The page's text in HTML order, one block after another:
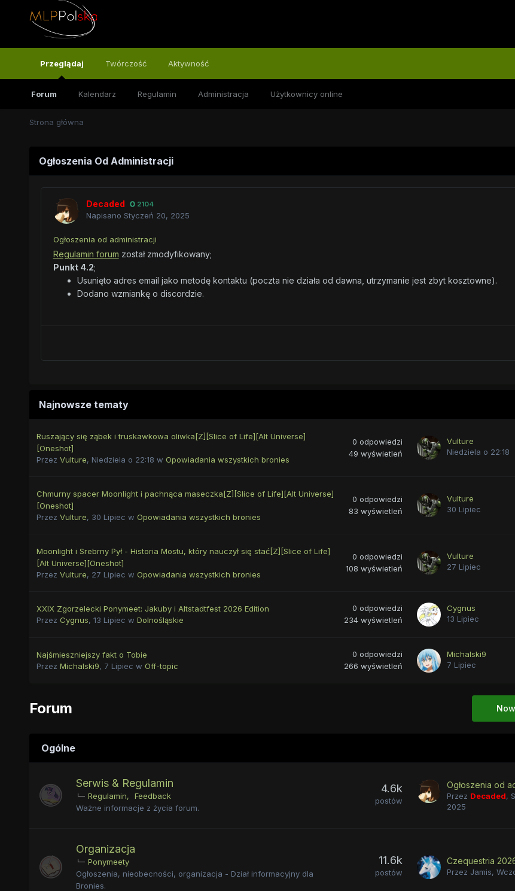
Przeglądaj
Forum Kalendarz Regulamin Administracja Użytkownicy online
Twórczość Aktywność
Strona główna
Ogłoszenia Od Administracji
Decaded 2104
Napisano Styczeń 20, 2025
Ogłoszenia od administracji
Regulamin forum został zmodyfikowany;
Punkt 4.2;
Usunięto adres email jako metodę kontaktu (poczta nie działa od dawna, utrzymanie jest zbyt kosztowne).
Dodano wzmiankę o discordzie.
Najnowsze tematy
Ruszający się ząbek i truskawkowa oliwka[Z][Slice of Life][Alt Universe]
[Oneshot]
Przez Vulture, Niedziela o 22:18 w Opowiadania wszystkich bronies
0 odpowiedzi
49 wyświetleń
Vulture
Niedziela o 22:18
Chmurny spacer Moonlight i pachnąca maseczka[Z][Slice of Life][Alt Universe]
[Oneshot]
Przez Vulture, 30 Lipiec w Opowiadania wszystkich bronies
0 odpowiedzi
83 wyświetleń
Vulture
30 Lipiec
Moonlight i Srebrny Pył - Historia Mostu, który nauczył się stać[Z][Slice of Life]
[Alt Universe][Oneshot]
Przez Vulture, 27 Lipiec w Opowiadania wszystkich bronies
0 odpowiedzi
108 wyświetleń
Vulture
27 Lipiec
XXIX Zgorzelecki Ponymeet: Jakuby i Altstadtfest 2026 Edition
Przez Cygnus, 13 Lipiec w Dolnośląskie
0 odpowiedzi
234 wyświetleń
Cygnus
13 Lipiec
Najśmieszniejszy fakt o Tobie
Przez Michalski9, 7 Lipiec w Off-topic
0 odpowiedzi
266 wyświetleń
Michalski9
7 Lipiec
Forum
Ogólne
Serwis & Regulamin
Regulamin
Feedback
Ważne informacje z życia forum.
4.6k
postów
Ogłoszenia od
Przez Decaded,
2025
Organizacja
Ponymeety
Ogłoszenia, nieobecności, organizacja - Dział informacyjny dla
Bronies.
11.6k
postów Przez Jamis,